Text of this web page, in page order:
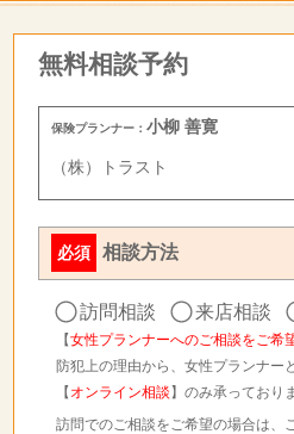
無料相談予約
保険プランナー：小柳 善寛
（株）トラスト
必須 相談方法
訪問相談 来店相談
【女性プランナーへのご相談をご希
防犯上の理由から、女性プランナー
【 オンライン相談 】のみ承っており
訪問でのご相談をご希望の場合は、